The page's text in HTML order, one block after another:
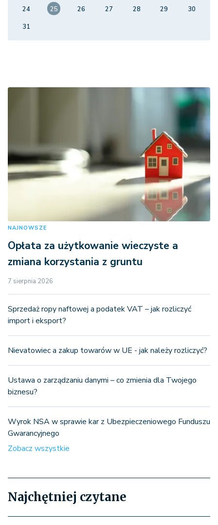
24 25 26 27 28 29
30
31
NAJNOWSZE
Opłata za użytkowanie wieczyste a
zmiana korzystania z gruntu
7 sierpnia 2026
Sprzedaż ropy naftowej a podatek VAT – jak rozliczyć
import i eksport?
Nievatowiec a zakup towarów w UE - jak należy rozliczyć?
Ustawa o zarządzaniu danymi – co zmienia dla Twojego
biznesu?
Wyrok NSA w sprawie kar z Ubezpieczeniowego Funduszu
Gwarancyjnego
Zobacz wszystkie
Najchętniej czytane